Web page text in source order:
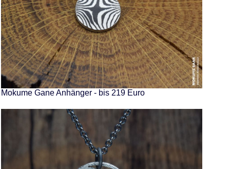
Mokume Gane Anhänger - bis 219 Euro